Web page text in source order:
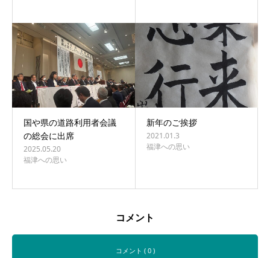
国や県の道路利用者会議
の総会に出席
2025.05.20
福津への思い
新年のご挨拶
2021.01.3
福津への思い
コメント
コメント ( 0 )